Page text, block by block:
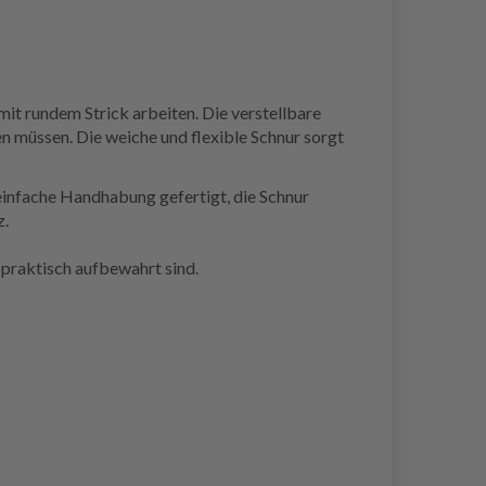
rundem Strick arbeiten. Die verstellbare
müssen. Die weiche und flexible Schnur sorgt
Handhabung gefertigt, die Schnur
aufbewahrt sind.